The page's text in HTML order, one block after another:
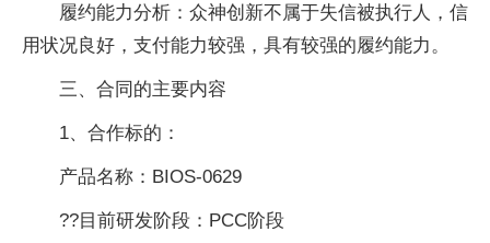
履约能力分析：众神创新不属于失信被执行人，信
用状况良好，支付能力较强，具有较强的履约能力。
三、合同的主要内容
1、合作标的：
产品名称：BIOS-0629
??目前研发阶段：PCC阶段